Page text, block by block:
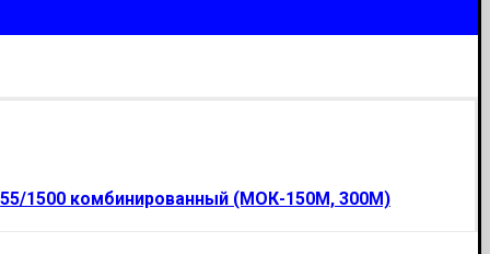
1500 комбинированный (МОК-150М, 300М)